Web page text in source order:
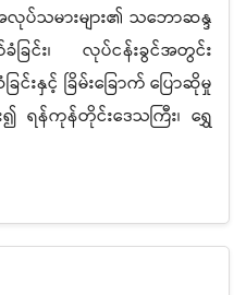
သမားများ၏ သဘောဆန္ဒ
ခြင်း၊ လုပ်ငန်းခွင်အတွင်း
င်းနှင့် ခြိမ်းခြောက် ပြောဆိုမှု
း၍ ရန်ကုန်တိုင်းဒေသကြီး၊ ရွှေ